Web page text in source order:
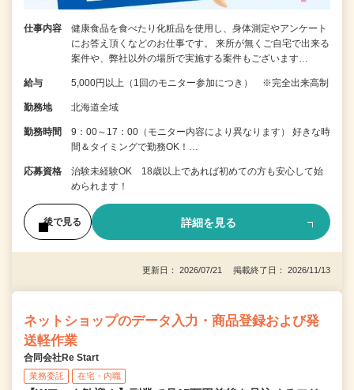
仕事内容
健康食品を食べたり化粧品を使用し、身体測定やアンケート
にお答え頂くなどのお仕事です。 来所が無くご自宅で出来る
案件や、弊社以外の場所で実施する案件もございます…
給与 5,000円以上（1回のモニター参加につき） ※完全出来高制
勤務地 北海道全域
勤務時間
9：00～17：00（モニター内容により異なります） 好きな時
間＆タイミングで勤務OK！…
応募資格
治験未経験OK 18歳以上であれば初めての方も安心して始
められます！
後で見る 詳細を見る
更新日： 2026/07/21 掲載終了日： 2026/11/13
ネットショップのデータ入力・商品登録および発
送軽作業
合同会社Re Start
業務委託 在宅・内職